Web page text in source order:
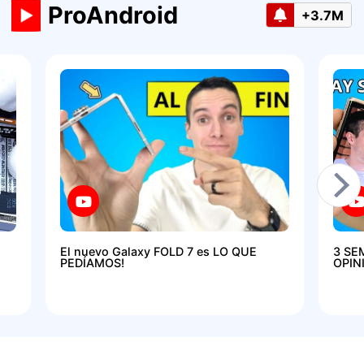
ProAndroid +3.7M
El nuevo Galaxy FOLD 7 es LO QUE
PEDÍAMOS!
3